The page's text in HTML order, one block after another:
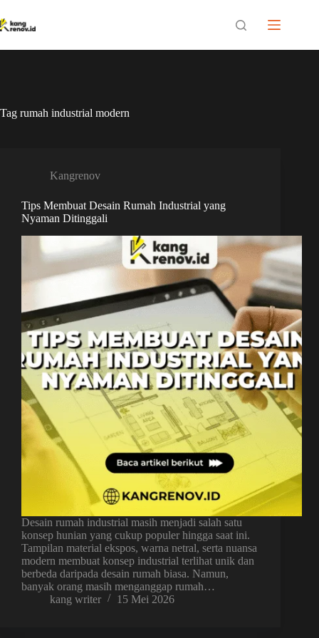
to
content
Tag rumah industrial modern
Kangrenov
Tips Membuat Desain Rumah Industrial yang
Nyaman Ditinggali
Desain rumah industrial masih menjadi salah satu
konsep hunian yang cukup populer hingga saat ini.
Tampilan material ekspos, warna netral, serta nuansa
modern membuat konsep industrial terlihat unik dan
berbeda daripada desain rumah biasa. Namun,
banyak orang masih menganggap rumah…
kang writer
15 Mei 2026